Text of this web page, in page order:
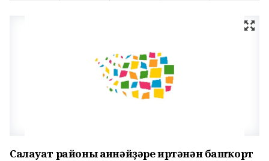
Салауат районы ағинәйҙәре иртәнән башҡорт